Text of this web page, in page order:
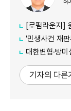
[로펌라운지] 원, 제주
'민생사건 재판부' 서
대한변협·방미심
기자의 다른